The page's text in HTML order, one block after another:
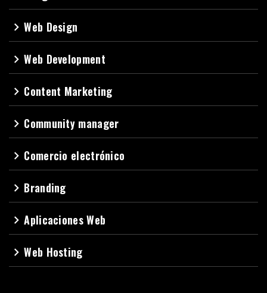
navigate_nextWeb Design
navigate_nextWeb Development
navigate_next Content Marketing
navigate_next Community manager
navigate_next Comercio electrónico
navigate_next Branding
navigate_nextAplicaciones Web
navigate_nextWeb Hosting